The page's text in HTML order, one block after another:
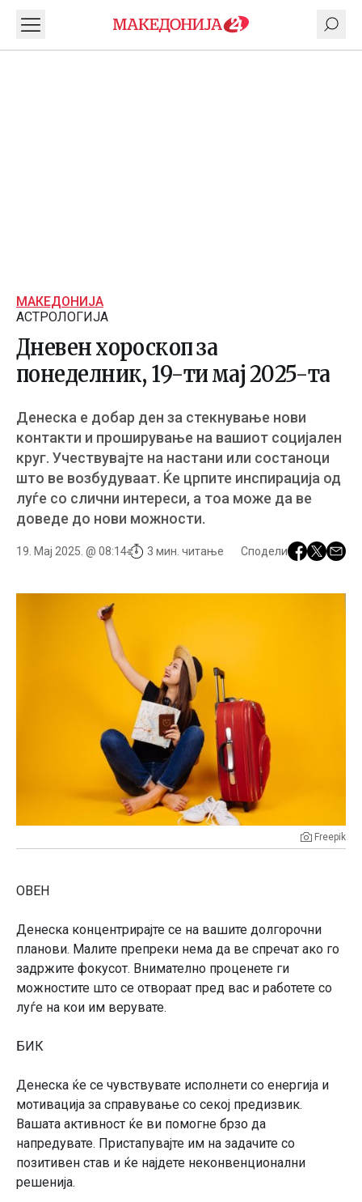
МАКЕДОНИЈА
АСТРОЛОГИЈА
Дневен хороскоп за
понеделник, 19-ти мај 2025-та
Денеска е добар ден за стекнување нови
контакти и проширување на вашиот социјален
круг. Учествувајте на настани или состаноци
што ве возбудуваат. Ќе црпите инспирација од
луѓе со слични интереси, а тоа може да ве
доведе до нови можности.
19. Мај 2025. @ 08:14 3 мин. читање Сподели
Freepik
OВЕН
Денеска концентрирајте се на вашите долгорочни
планови. Малите препреки нема да ве спречат ако го
задржите фокусот. Внимателно проценете ги
можностите што се отвораат пред вас и работете со
луѓе на кои им верувате.
БИК
Денеска ќе се чувствувате исполнети со енергија и
мотивација за справување со секој предизвик.
Вашата активност ќе ви помогне брзо да
напредувате. Пристапувајте им на задачите со
позитивен став и ќе најдете неконвенционални
решенија.